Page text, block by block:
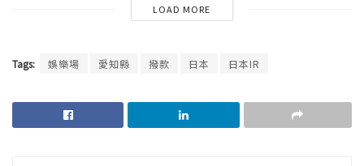
LOAD MORE
Tags: 娛樂場 愛知縣 撥款 日本 日本IR